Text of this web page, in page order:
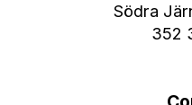
Södra
352